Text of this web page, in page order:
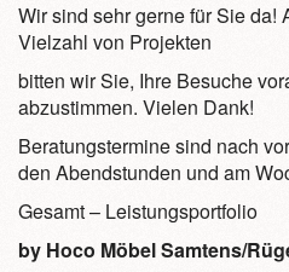
Wir sind sehr gerne für Sie da!
Vielzahl von Projekten
bitten wir Sie, Ihre Besuche
abzustimmen. Vielen Dank!
Beratungstermine sind nach
den Abendstunden und am
Gesamt – Leistungsportfolio
by Hoco Möbel Samtens/